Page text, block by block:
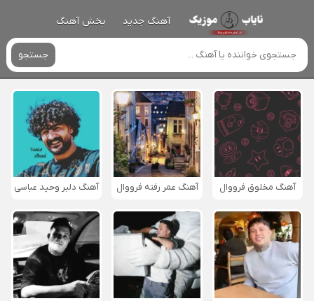
آهنگ جدید پخش آهنگ
جستجو
آهنگ مخلوق فرووال آهنگ عمر رفته فرووال آهنگ دلبر وحید عباسی